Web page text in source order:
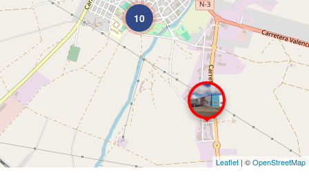
10
Leaflet| ©OpenStreetMap